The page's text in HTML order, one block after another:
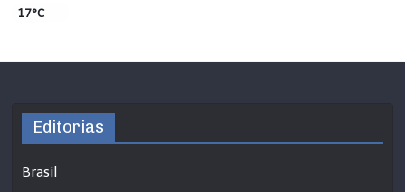
17°C
Editorias
Brasil